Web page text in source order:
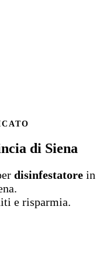
di Siena
disinfestatore in
e risparmia.